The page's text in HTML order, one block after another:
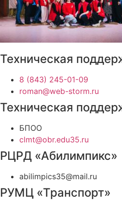
Техническая
8 (843) 245-01-09
roman@web-storm.ru
Техническая
БПОО
clmt@obr.edu35.ru
РЦРД «Абилимпикс»
abilimpics35@mail.ru
РУМЦ «Транспорт»